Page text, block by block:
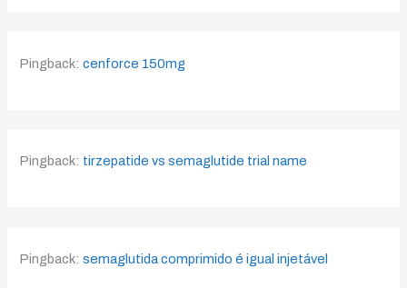
Pingback:cenforce 150mg
Pingback: tirzepatide vs semaglutide trial name
Pingback:semaglutida comprimido é igual injetável